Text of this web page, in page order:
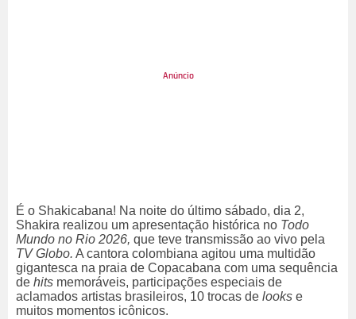
É o Shakicabana! Na noite do último sábado, dia 2,
Shakira realizou um apresentação histórica no Todo
Mundo no Rio 2026, que teve transmissão ao vivo pela
TV Globo. A cantora colombiana agitou uma multidão
gigantesca na praia de Copacabana com uma sequência
de hits memoráveis, participações especiais de
aclamados artistas brasileiros, 10 trocas de looks e
muitos momentos icônicos.